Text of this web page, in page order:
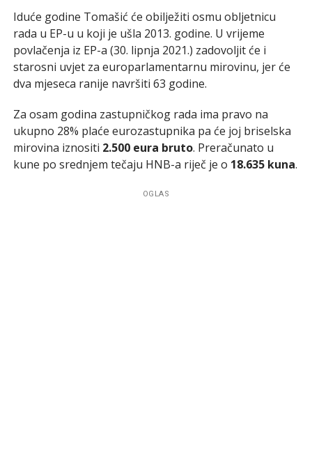
Iduće godine Tomašić će obilježiti osmu obljetnicu
rada u EP-u u koji je ušla 2013. godine. U vrijeme
povlačenja iz EP-a (30. lipnja 2021.) zadovoljit će i
starosni uvjet za europarlamentarnu mirovinu, jer će
dva mjeseca ranije navršiti 63 godine.
Za osam godina zastupničkog rada ima pravo na
ukupno 28% plaće eurozastupnika pa će joj briselska
mirovina iznositi 2.500 eura bruto. Preračunato u
kune po srednjem tečaju HNB-a riječ je o 18.635 kuna.
OGLAS